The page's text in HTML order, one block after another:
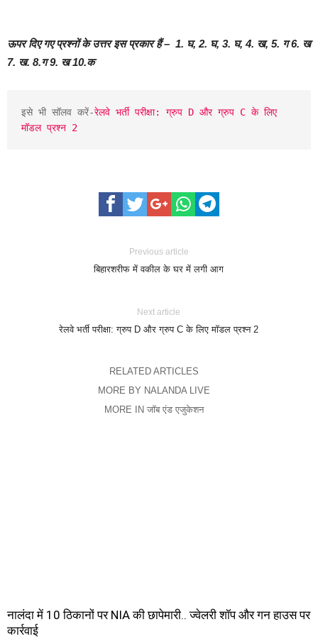
ऊपर दिए गए प्रश्नों के उत्तर इस प्रकार हैं – 1. घ, 2. घ, 3. घ, 4. ख, 5. ग 6. ख
7. ख. 8.ग 9. ख 10.क
इसे भी सॉलव करें-रेलवे भर्ती परीक्षा: ग्रुप D और ग्रुप C के लिए
मॉडल प्रश्न 2
Previous article
बिहारशरीफ में वकील के घर में लगी आग
Next article
रेलवे भर्ती परीक्षा: ग्रुप D और ग्रुप C के लिए मॉडल प्रश्न 2
RELATED ARTICLES
MORE BY NALANDA LIVE
MORE IN जॉब एंड एजुकेशन
नालंदा में 10 ठिकानों पर NIA की छापेमारी.. ज्वेलरी शॉप और गन हाउस पर
कार्रवाई